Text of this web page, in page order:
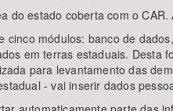
do estado coberta com o
cinco módulos: banco de
em terras estaduais. Desta
para levantamento das
- vai inserir dados